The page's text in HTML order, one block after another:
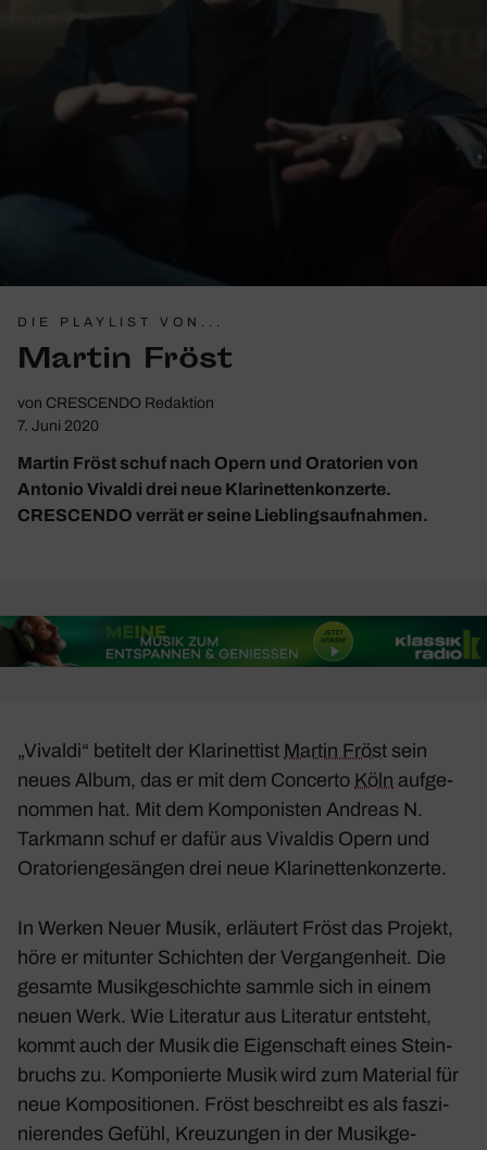
DIE PLAYLIST VON...
Martin Fröst
von CRESCENDO Redaktion
7. Juni 2020
Martin Fröst schuf nach Opern und Oratorien von
Antonio Vivaldi drei neue Klarinettenkonzerte.
CRESCENDO verrät er seine Lieblingsaufnahmen.
„Vivaldi“ beti­telt der Klari­net­tist Martin Fröst sein
neues Album, das er mit dem Concerto Köln aufge­
nommen hat. Mit dem Kompo­nisten Andreas N.
Tark­mann schuf er dafür aus Vivaldis Opern und
Orato­rien­ge­sängen drei neue Klari­net­ten­kon­zerte.
In Werken Neuer Musik, erläu­tert Fröst das Projekt,
höre er mitunter Schichten der Vergan­gen­heit. Die
gesamte Musik­ge­schichte sammle sich in einem
neuen Werk. Wie Lite­ratur aus Lite­ratur entsteht,
kommt auch der Musik die Eigen­schaft eines Stein­
bruchs zu. Kompo­nierte Musik wird zum Mate­rial für
neue Kompo­si­tionen. Fröst beschreibt es als faszi­
nie­rendes Gefühl, Kreu­zungen in der Musik­ge­